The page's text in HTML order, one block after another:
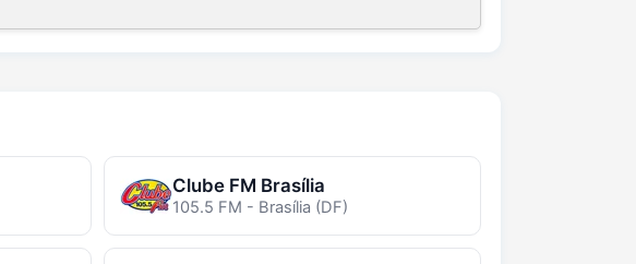
Clube FM Brasília
105.5 FM - Brasília (DF)